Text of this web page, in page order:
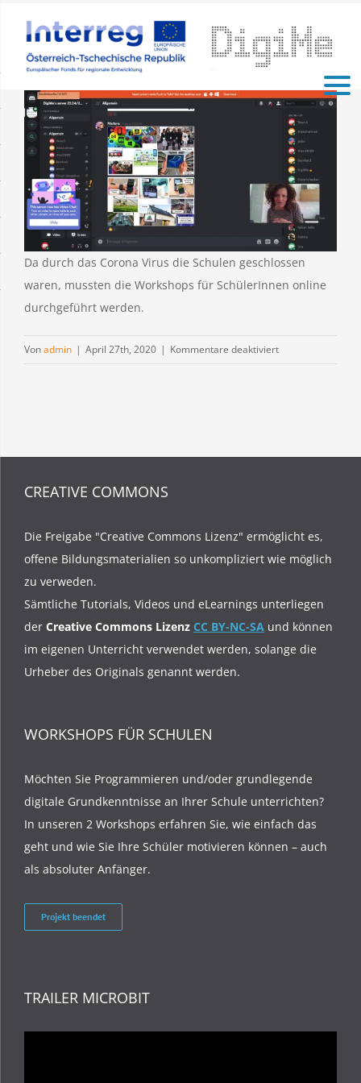
Inhalt
springen
Zeige
grösseres
Bild
Da durch das Corona Virus die Schulen geschlossen
waren, mussten die Workshops für SchülerInnen online
durchgeführt werden.
Vonadmin | April 27th, 2020 | Kommentare deaktiviertfür
CREATIVE COMMONS
Die Freigabe "Creative Commons Lizenz" ermöglicht es,
offene Bildungsmaterialien so unkompliziert wie möglich
zu verweden.
Sämtliche Tutorials, Videos und eLearnings unterliegen
der Creative Commons Lizenz CC BY-NC-SA und können
im eigenen Unterricht verwendet werden, solange die
Urheber des Originals genannt werden.
WORKSHOPS FÜR SCHULEN
Möchten Sie Programmieren und/oder grundlegende
digitale Grundkenntnisse an Ihrer Schule unterrichten?
In unseren 2 Workshops erfahren Sie, wie einfach das
geht und wie Sie Ihre Schüler motivieren können – auch
als absoluter Anfänger.
Projekt beendet
TRAILER MICROBIT